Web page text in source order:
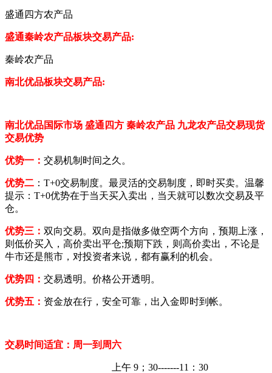
盛通四方农产品
盛通秦岭农产品板块交易产品:
秦岭农产品
南北优品板块交易产品:
南北优品国际市场 盛通四方 秦岭农产品 九龙农产品交易现货
交易优势
优势一： 交易机制时间之久。
优势二 ： T+0交易制度。最灵活的交易制度，即时买卖。温馨
提示：T+0优势在于当天买入卖出，当天就可以数次交易及平
仓。
优势三： 双向交易。双向是指做多做空两个方向，预期上涨，
则低价买入，高价卖出平仓;预期下跌，则高价卖出，不论是
牛市还是熊市，对投资者来说，都有赢利的机会。
优势四： 交易透明。价格公开透明。
优势五： 资金放在行，安全可靠，出入金即时到帐。
交易时间适宜：周一到周六
上午 9；30-------11：30